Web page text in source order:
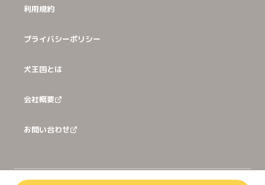
利用規約
プライバシーポリシー
犬王国とは
会社概要
お問い合わせ